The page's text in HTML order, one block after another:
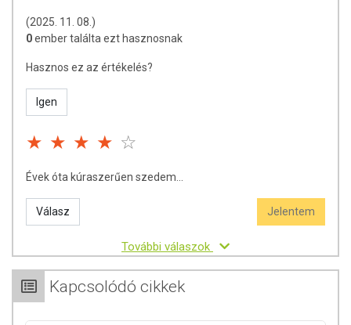
(2025. 11. 08.)
0ember találta ezt hasznosnak
Hasznos ez az értékelés?
Igen
Évek óta kúraszerűen szedem...
Válasz Jelentem
További válaszok
Kapcsolódó cikkek